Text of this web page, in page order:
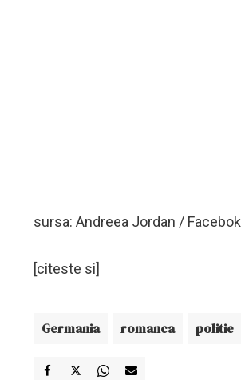
sursa: Andreea Jordan / Facebok
[citeste si]
Germania romanca politie